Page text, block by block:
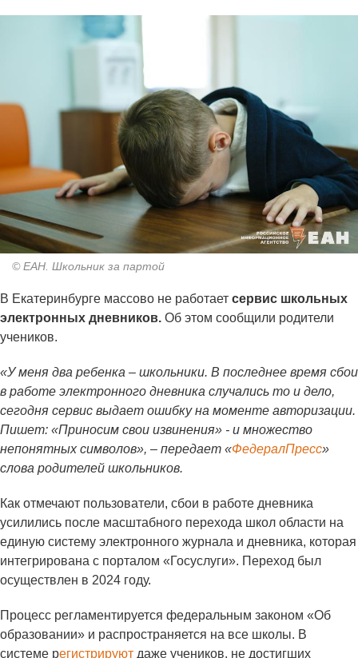
© ЕАН. Школьник за партой
В Екатеринбурге массово не работает сервис школьных
электронных дневников. Об этом сообщили родители
учеников.
«У меня два ребенка – школьники. В последнее время сбои
в работе электронного дневника случались то и дело,
сегодня сервис выдает ошибку на моменте авторизации.
Пишет: «Приносим свои извинения» - и множество
непонятных символов», – передает «ФедералПресс»
слова родителей школьников.
Как отмечают пользователи, сбои в работе дневника
усилились после масштабного перехода школ области на
единую систему электронного журнала и дневника, которая
интегрирована с порталом «Госуслуги». Переход был
осуществлен в 2024 году.
Процесс регламентируется федеральным законом «Об
образовании» и распространяется на все школы. В
системе регистрируют даже учеников, не достигших